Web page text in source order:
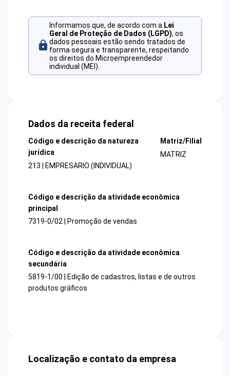
Informamos que, de acordo com a Lei
Geral de Proteção de Dados (LGPD), os
dados pessoais estão sendo tratados de
forma segura e transparente, respeitando
os direitos do Microempreendedor
individual (MEI).
Dados da receita federal
Código e descrição da natureza
jurídica
213 | EMPRESARIO (INDIVIDUAL)
Matriz/Filial
MATRIZ
Código e descrição da atividade econômica
principal
7319-0/02 | Promoção de vendas
Código e descrição da atividade econômica
secundária
5819-1/00 | Edição de cadastros, listas e de outros
produtos gráficos
Localização e contato da empresa